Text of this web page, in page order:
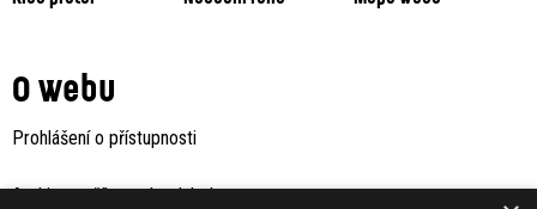
O webu
Prohlášení o přístupnosti
Archiv staršího webu Jaboku